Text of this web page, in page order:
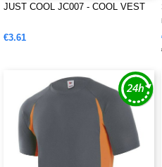
JUST COOL JC007 - COOL VEST
€3.61